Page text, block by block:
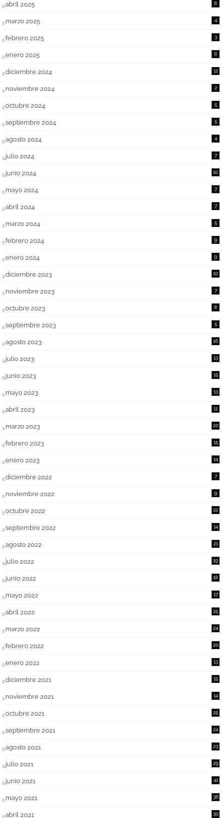
abril 2025 6
marzo 2025 4
febrero 2025 3
enero 2025 6
diciembre 2024 12
noviembre 2024 2
octubre 2024 5
septiembre 2024 5
agosto 2024 4
julio 2024 7
junio 2024 10
mayo 2024 7
abril 2024 7
marzo 2024 5
febrero 2024 9
enero 2024 9
diciembre 2023 10
noviembre 2023 7
octubre 2023 8
septiembre 2023 5
agosto 2023 16
julio 2023 13
junio 2023 15
mayo 2023 13
abril 2023 11
marzo 2023 20
febrero 2023 15
enero 2023 14
diciembre 2022 7
noviembre 2022 9
octubre 2022 22
septiembre 2022 14
agosto 2022 21
julio 2022 19
junio 2022 18
mayo 2022 17
abril 2022 25
marzo 2022 24
febrero 2022 20
enero 2022 13
diciembre 2021 15
noviembre 2021 14
octubre 2021 25
septiembre 2021 24
agosto 2021 23
julio 2021 29
junio 2021 41
mayo 2021 36
abril 2021 30